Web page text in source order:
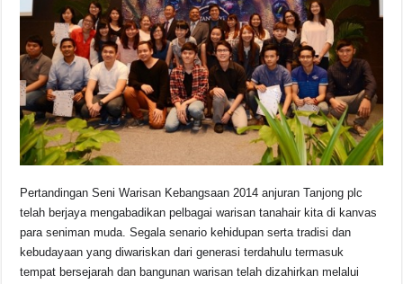
o
o
k
p
p
s
n
k
Pertandingan Seni Warisan Kebangsaan 2014 anjuran Tanjong plc
telah berjaya mengabadikan pelbagai warisan tanahair kita di kanvas
para seniman muda. Segala senario kehidupan serta tradisi dan
kebudayaan yang diwariskan dari generasi terdahulu termasuk
tempat bersejarah dan bangunan warisan telah dizahirkan melalui